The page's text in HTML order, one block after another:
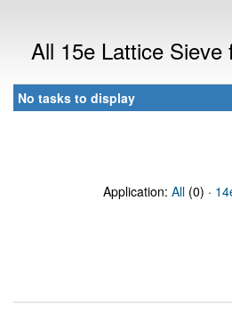
All 15e Lattice
No tasks to display
Application: All (0) ·